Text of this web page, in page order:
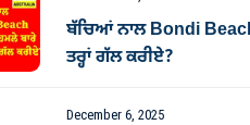
ਬੱਚਿਆਂ ਨਾਲ Bondi
ਤਰ੍ਹਾਂ ਗੱਲ ਕਰੀਏ?
December 6, 2025